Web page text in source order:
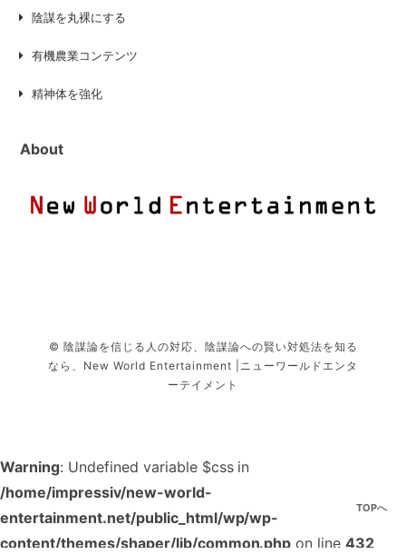
陰謀を丸裸にする
有機農業コンテンツ
精神体を強化
About
TOPへ
© 陰謀論を信じる人の対応、陰謀論への賢い対処法を知る
なら、New World Entertainment |ニューワールドエンタ
ーテイメント
Warning: Undefined variable $css in
/home/impressiv/new-world-
entertainment.net/public_html/wp/wp-
content/themes/shaper/lib/common.php on line432